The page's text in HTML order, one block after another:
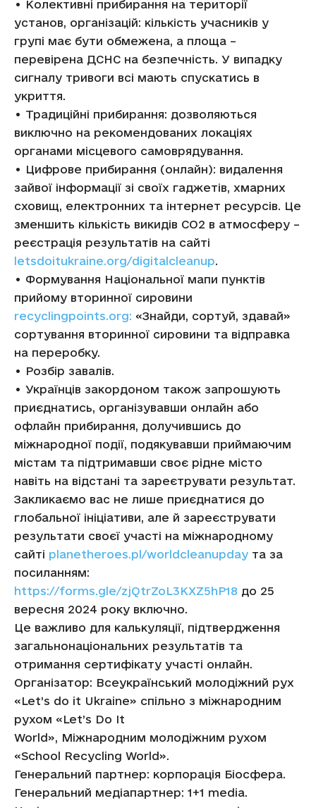
• Колективні прибирання на території
установ, організацій: кількість учасників у
групі має бути обмежена, а площа –
перевірена ДСНС на безпечність. У випадку
сигналу тривоги всі мають спускатись в
укриття.
• Традиційні прибирання: дозволяються
виключно на рекомендованих локаціях
органами місцевого самоврядування.
• Цифрове прибирання (онлайн): видалення
зайвої інформації зі своїх гаджетів, хмарних
сховищ, електронних та інтернет ресурсів. Це
зменшить кількість викидів СО2 в атмосферу –
реєстрація результатів на сайті
letsdoitukraine.org/digitalcleanup.
• Формування Національної мапи пунктів
прийому вторинної сировини
recyclingpoints.org: «Знайди, сортуй, здавай»
сортування вторинної сировини та відправка
на переробку.
• Розбір завалів.
• Українців закордоном також запрошують
приєднатись, організувавши онлайн або
офлайн прибирання, долучившись до
міжнародної події, подякувавши приймаючим
містам та підтримавши своє рідне місто
навіть на відстані та зареєтрувати результат.
Закликаємо вас не лише приєднатися до
глобальної ініціативи, але й зареєструвати
результати своєї участі на міжнародному
сайті planetheroes.pl/worldcleanupday та за
посиланням:
https://forms.gle/zjQtrZoL3KXZ5hP18 до 25
вересня 2024 року включно.
Це важливо для калькуляції, підтвердження
загальнонаціональних результатів та
отримання сертифікату участі онлайн.
Організатор: Всеукраїнський молодіжний рух
«Let’s do it Ukraine» спільно з міжнародним
рухом «Let’s Do It
World», Міжнародним молодіжним рухом
«School Recycling World».
Генеральний партнер: корпорація Біосфера.
Генеральний медіапартнер: 1+1 media.